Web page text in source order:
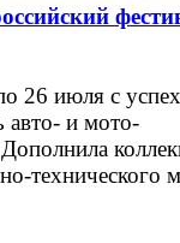
26 июля с
авто- и мото-
технического